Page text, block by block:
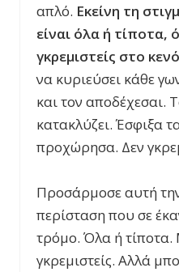
απλό. Εκείνη τη
είναι όλα ή τίποτα,
γκρεμιστείς στο κενό
να κυριεύσει κάθε
και τον αποδέχεσαι.
κατακλύζει. Έσφιξα
προχώρησα. Δεν
Προσάρμοσε αυτή
περίσταση που σε
τρόμο. Όλα ή τίποτα.
γκρεμιστείς. Αλλά